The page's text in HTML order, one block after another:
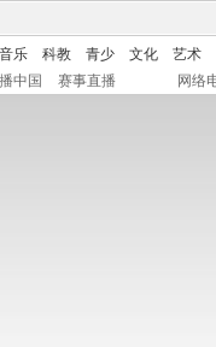
音乐 科教 青少 文化
艺术
中国 赛事直播 网络